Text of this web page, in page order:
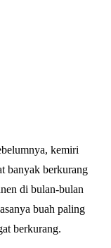
kemiri
banyak berkurang
di bulan-bulan
buah paling
berkurang.